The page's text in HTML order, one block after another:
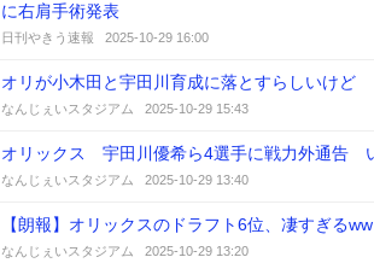
に右肩手術発表
日刊やきう速報 2025-10-29 16:00
オリが小木田と宇田川育成に落とすらしいけど
なんじぇいスタジアム 2025-10-29 15:43
オリックス 宇田川優希ら4選手に戦力外通告
なんじぇいスタジアム 2025-10-29 13:40
【朗報】オリックスのドラフト6位、凄すぎるww
なんじぇいスタジアム 2025-10-29 13:20